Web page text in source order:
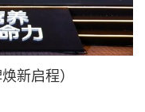
新启程）